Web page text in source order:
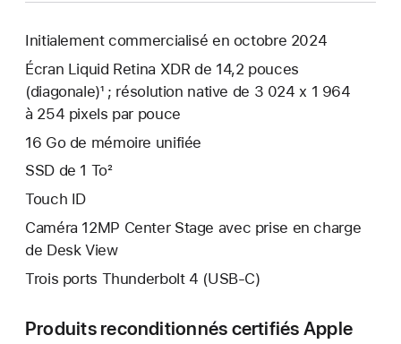
Initialement commercialisé en octobre 2024
Écran Liquid Retina XDR de 14,2 pouces
(diagonale)¹ ; résolution native de 3 024 x 1 964
à 254 pixels par pouce
16 Go de mémoire unifiée
SSD de 1 To²
Touch ID
Caméra 12MP Center Stage avec prise en charge
de Desk View
Trois ports Thunderbolt 4 (USB-C)
Produits reconditionnés certifiés Apple